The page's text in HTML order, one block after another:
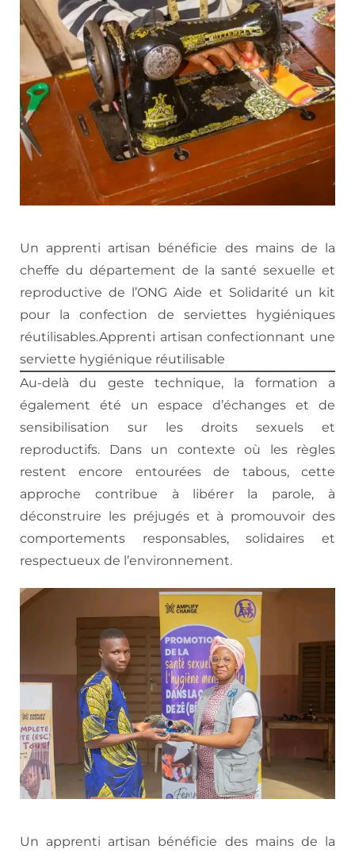
Un apprenti artisan bénéficie des mains de la
cheffe du département de la santé sexuelle et
reproductive de l’ONG Aide et Solidarité un kit
pour la confection de serviettes hygiéniques
réutilisables.Apprenti artisan confectionnant une
serviette hygiénique réutilisable
Au-delà du geste technique, la formation a
également été un espace d’échanges et de
sensibilisation sur les droits sexuels et
reproductifs. Dans un contexte où les règles
restent encore entourées de tabous, cette
approche contribue à libérer la parole, à
déconstruire les préjugés et à promouvoir des
comportements responsables, solidaires et
respectueux de l’environnement.
Un apprenti artisan bénéficie des mains de la